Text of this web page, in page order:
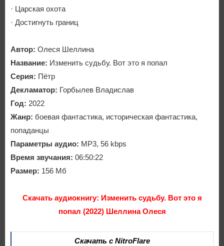
· Царская охота
· Достигнуть границ
Автор: Олеся Шеллина
Название: Изменить судьбу. Вот это я попал
Серия: Пётр
Декламатор: Горбылев Владислав
Год: 2022
Жанр: боевая фантастика, историческая фантастика,
попаданцы
Параметры аудио: MP3, 56 kbps
Время звучания: 06:50:22
Размер: 156 Мб
Скачать аудиокнигу: Изменить судьбу. Вот это я
попал (2022) Шеллина Олеся
Скачать с NitroFlare